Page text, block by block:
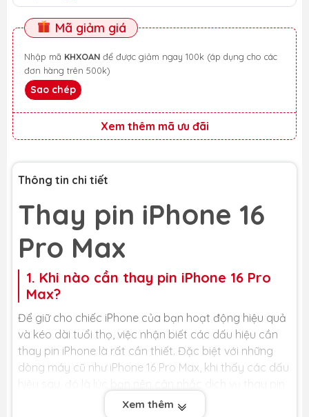
Mã giảm giá
Nhập mã KHXOAN
đơn hàng trên 500k)
Sao chép
Xem thêm mã ưu đãi
Thông tin chi tiết
Thay pin iPhone 16
Pro Max
1. Khi nào cần thay pin iPhone 16 Pro
Max?
Để giữ cho chiếc iPhone của bạn hoạt động hiệu quả
và kéo dài tuổi thọ, việc nhận biết các dấu hiệu cần
thay pin iPhone là rất cần thiết. Đặc biệt với những
dòng máy cũ như iPhone 16 Pro Max, khi thấy các dấu
iPhone 16 Pro Max mới:Xem thêm